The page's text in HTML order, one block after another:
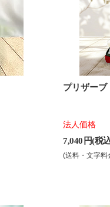
プリザー
法人価格
7,040 円(税
(送料・文字料